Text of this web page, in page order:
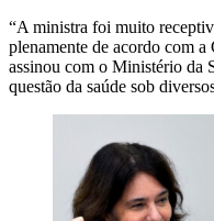
“A ministra foi muito
plenamente de acordo com
assinou com o Ministério da
questão da saúde sob